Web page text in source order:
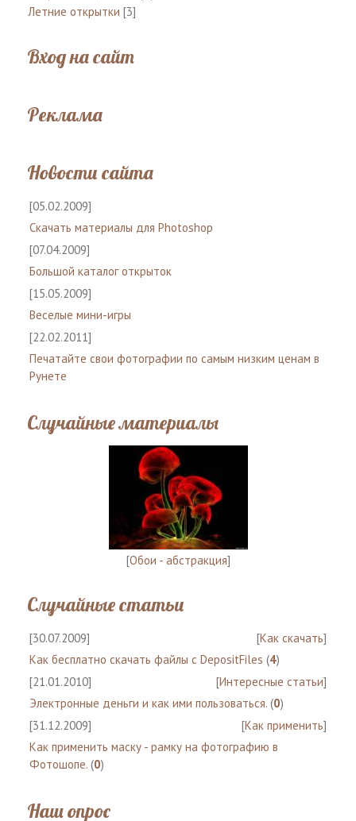
Летние открытки [3]
Вход на сайт
Реклама
Новости сайта
[05.02.2009]
Скачать материалы для Photoshop
[07.04.2009]
Большой каталог открыток
[15.05.2009]
Веселые мини-игры
[22.02.2011]
Печатайте свои фотографии по самым низким ценам в
Рунете
Случайные материалы
[Обои - абстракция]
Случайные статьи
[30.07.2009] [Как скачать]
Как бесплатно скачать файлы с DepositFiles (4)
[21.01.2010]
[Интересные статьи]
Электронные деньги и как ими пользоваться. (0)
[31.12.2009]
[Как применить]
Как применить маску - рамку на фотографию в
Фотошопе. (0)
Наш опрос